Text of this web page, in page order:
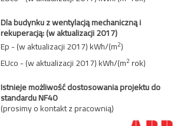
Dla budynku z wentylacją mechaniczną i
rekuperacją:(w aktualizacji 2017)
Ep - (w aktualizacji 2017) kWh/(m2)
EUco - (w aktualizacji 2017) kWh/(m2 rok)
Istnieje możliwość dostosowania projektu do
standardu NF40
(prosimy o kontakt z pracownią)